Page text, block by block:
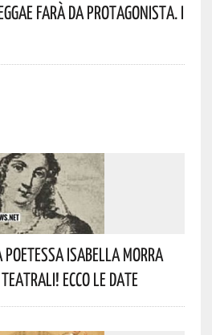
Farà Da Protagonista. I
Poetessa Isabella Morra
Ecco Le Date